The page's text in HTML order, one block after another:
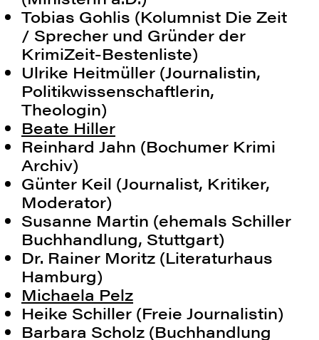
Tobias Gohlis (Kolumnist Die Zeit
/ Sprecher und Gründer der
KrimiZeit-Bestenliste)
Ulrike Heitmüller (Journalistin,
Politikwissenschaftlerin,
Theologin)
Beate Hiller
Reinhard Jahn (Bochumer Krimi
Archiv)
Günter Keil (Journalist, Kritiker,
Moderator)
Susanne Martin (ehemals Schiller
Buchhandlung, Stuttgart)
Dr. Rainer Moritz (Literaturhaus
Hamburg)
Michaela Pelz
Heike Schiller (Freie Journalistin)
Barbara Scholz (Buchhandlung